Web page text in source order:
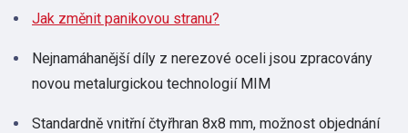
Jak změnit panikovou stranu?
Nejnamáhanější díly z nerezové oceli jsou zpracovány
novou metalurgickou technologií MIM
Standardně vnitřní čtyřhran 8x8 mm, možnost objednání